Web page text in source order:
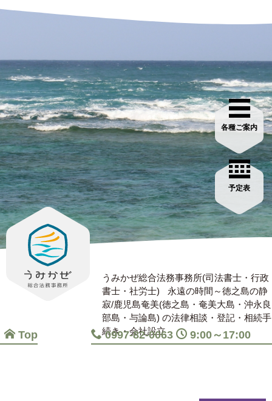
Top 0997-82-0063 9:00～17:00
各種ご案内
予定表
うみかぜ総合法務事務所(司法書士・行政
書士・社労士)
永遠の時間～徳之島の静
寂/鹿児島奄美(徳之島・奄美大島・沖永良
部島・与論島) の法律相談・登記・相続手
続き・会社設立